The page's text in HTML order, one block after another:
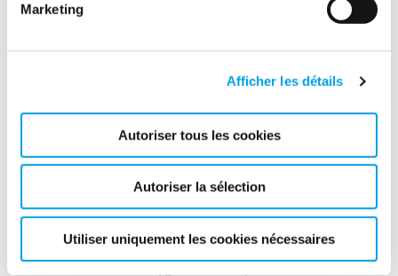
Marketing
Afficher les détails
Autoriser tous les cookies
Autoriser la sélection
Utiliser uniquement les cookies nécessaires
restaurer votre propriété à son état d'origine.
Nous sommes certifiés pour gérer en
sécurité de tous les occupants.
Sauvetage de documents:En cas de sinistre, nous
mettons tout en œuvre pour sauver vos documents
importants, garantissant la continuité de vos
activités.